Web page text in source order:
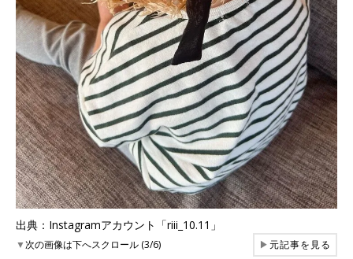
出典：Instagramアカウント「riii_10.11」
▼次の画像は下へスクロール (3/6) ▶元記事を見る